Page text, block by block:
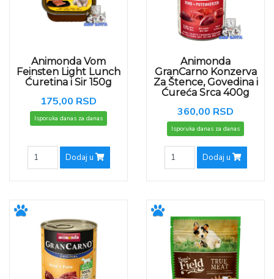
Animonda Vom
Feinsten Light Lunch
Ćuretina i Sir 150g
175,00 RSD
Isporuka danas za danas
Dodaj u
Animonda
GranCarno Konzerva
Za Štence, Govedina i
Ćureća Srca 400g
360,00 RSD
Isporuka danas za danas
Dodaj u